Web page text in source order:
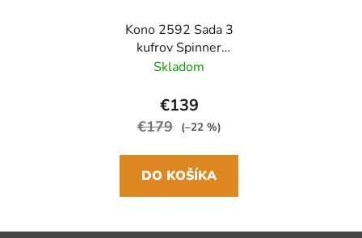
Kono 2592 Sada 3
kufrov Spinner
55/65/75cm Čierna
Skladom
€139
€179 (–22 %)
DO KOŠÍKA